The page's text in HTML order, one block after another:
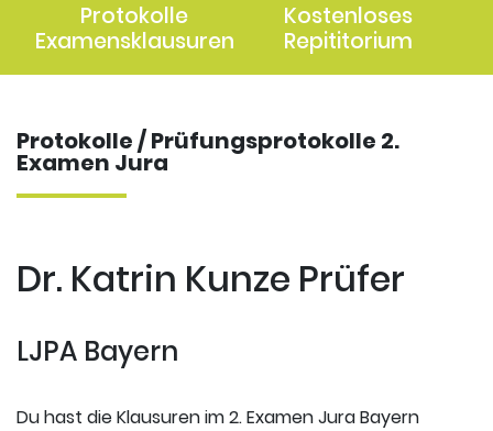
Protokolle
Examensklausuren
Kostenloses
Repititorium
Protokolle / Prüfungsprotokolle 2.
Examen Jura
Dr. Katrin Kunze Prüfer
LJPA Bayern
Du hast die Klausuren im 2. Examen Jura Bayern